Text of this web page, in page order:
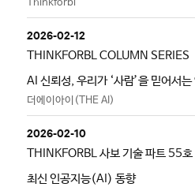
Thinkforbl
2026-02-12
THINKFORBL COLUMN SERIES
AI 신뢰성, 우리가 ‘사람’을 믿어서
더에이아이(THE AI)
2026-02-10
THINKFORBL 사보 기술 파트 55호
최신 인공지능(AI) 동향